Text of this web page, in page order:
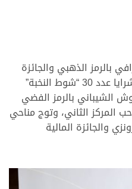
بالرمز الذهبي والجائزة
المالية، وذلك عن شوط الجمل شرايا عدد 30 “شوط النخبة”
الشيباني بالرمز الفضي
المركز الثاني، وتوج مناحي
والجائزة المالية